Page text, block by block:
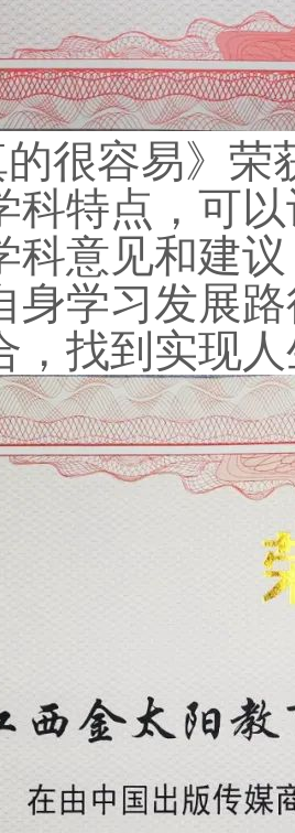
的很容易》
科特点，可
科意见和建
身学习发展
，找到实现